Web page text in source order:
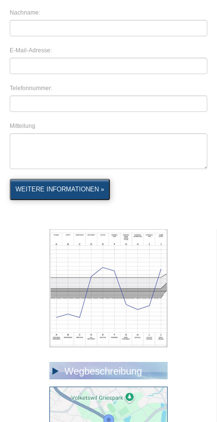
Nachname:
E-Mail-Adresse:
Telefonnummer:
Mitteilung
WEITERE INFORMATIONEN »
Wegbeschreibung